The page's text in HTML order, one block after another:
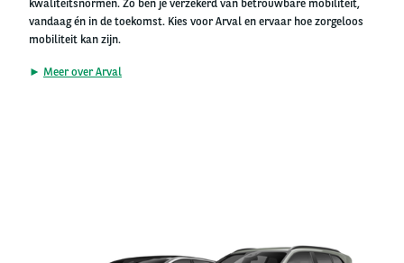
kwaliteitsnormen. Zo ben je verzekerd van betrouwbare mobiliteit,
vandaag én in de toekomst. Kies voor Arval en ervaar hoe zorgeloos
mobiliteit kan zijn.
► Meer over Arval